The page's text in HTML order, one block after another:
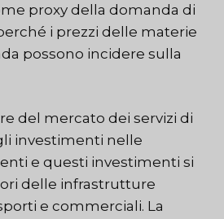
proxy della domanda di
i prezzi delle materie
possono incidere sulla
del mercato dei servizi di
investimenti nelle
e questi investimenti si
delle infrastrutture
e commerciali. La